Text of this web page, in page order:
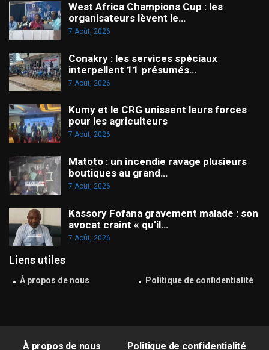
West Africa Champions Cup : les
organisateurs lèvent le…
7 Août, 2026
Conakry : les services spéciaux
interpellent 11 présumés…
7 Août, 2026
Kumy et le CRG unissent leurs forces
pour les agriculteurs
7 Août, 2026
Matoto : un incendie ravage plusieurs
boutiques au grand…
7 Août, 2026
Kassory Fofana gravement malade : son
avocat craint « qu’il…
7 Août, 2026
Liens utiles
À propos de nous Politique de confidentialité
À propos de nous Politique de confidentialité